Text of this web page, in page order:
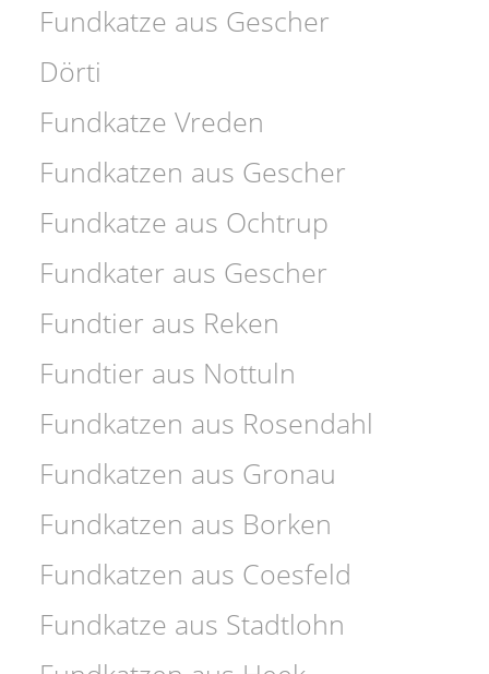
Fundkatze aus Gescher
Dörti
Fundkatze Vreden
Fundkatzen aus Gescher
Fundkatze aus Ochtrup
Fundkater aus Gescher
Fundtier aus Reken
Fundtier aus Nottuln
Fundkatzen aus Rosendahl
Fundkatzen aus Gronau
Fundkatzen aus Borken
Fundkatzen aus Coesfeld
Fundkatze aus Stadtlohn